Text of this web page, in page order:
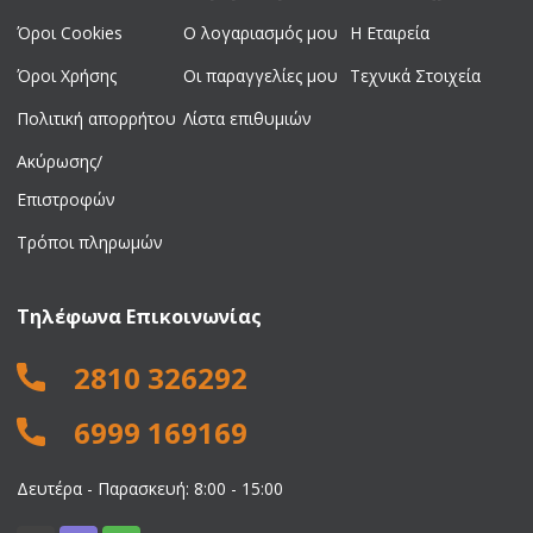
Όροι Cookies
Όροι Χρήσης
Πολιτική απορρήτου
Ακύρωσης/
Επιστροφών
Τρόποι πληρωμών
Ο λογαριασμός μου
Οι παραγγελίες μου
Λίστα επιθυμιών
Η Εταιρεία
Τεχνικά Στοιχεία
Τηλέφωνα Επικοινωνίας
2810 326292
6999 169169
Δευτέρα - Παρασκευή: 8:00 - 15:00